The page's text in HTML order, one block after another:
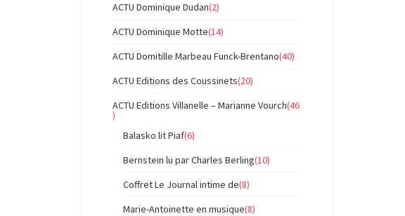
ACTU Dominique Dudan(2)
ACTU Dominique Motte(14)
ACTU Domitille Marbeau Funck-Brentano(40)
ACTU Editions des Coussinets(20)
ACTU Editions Villanelle – Marianne Vourch(46
)
Balasko lit Piaf(6)
Bernstein lu par Charles Berling(10)
Coffret Le Journal intime de(8)
Marie-Antoinette en musique(8)